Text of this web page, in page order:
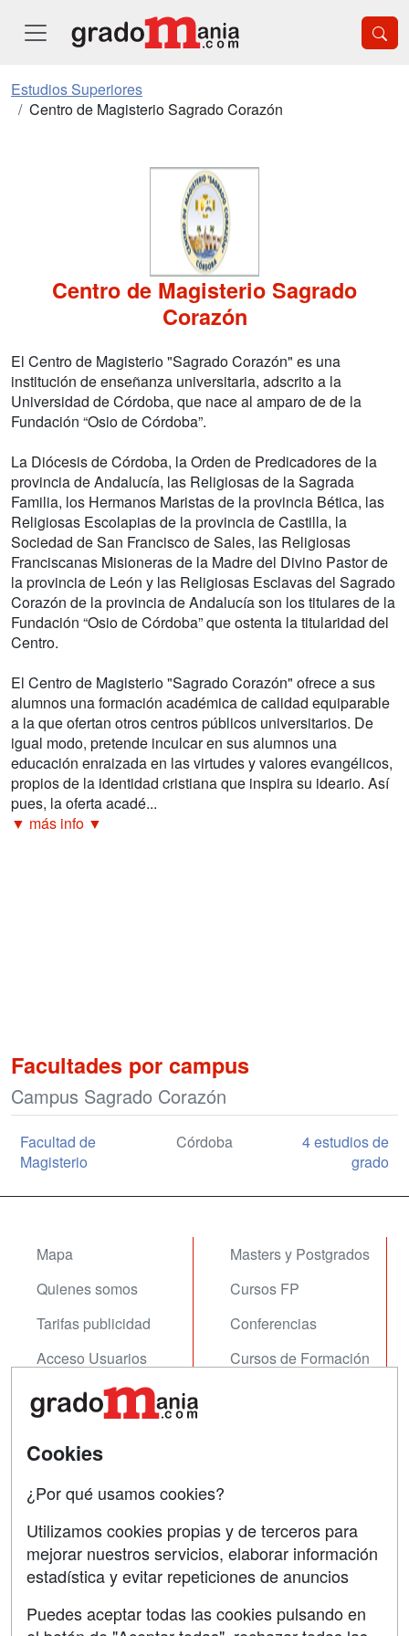
Estudios Superiores
Centro de Magisterio Sagrado Corazón
Centro de Magisterio Sagrado
Corazón
El Centro de Magisterio "Sagrado Corazón" es una
institución de enseñanza universitaria, adscrito a la
Universidad de Córdoba, que nace al amparo de de la
Fundación “Osio de Córdoba”.
La Diócesis de Córdoba, la Orden de Predicadores de la
provincia de Andalucía, las Religiosas de la Sagrada
Familia, los Hermanos Maristas de la provincia Bética, las
Religiosas Escolapias de la provincia de Castilla, la
Sociedad de San Francisco de Sales, las Religiosas
Franciscanas Misioneras de la Madre del Divino Pastor de
la provincia de León y las Religiosas Esclavas del Sagrado
Corazón de la provincia de Andalucía son los titulares de la
Fundación “Osio de Córdoba” que ostenta la titularidad del
Centro.
El Centro de Magisterio "Sagrado Corazón" ofrece a sus
alumnos una formación académica de calidad equiparable
a la que ofertan otros centros públicos universitarios. De
igual modo, pretende inculcar en sus alumnos una
educación enraizada en las virtudes y valores evangélicos,
propios de la identidad cristiana que inspira su ideario. Así
pues, la oferta acadé...
▼ más info ▼
Facultades por campus
Campus Sagrado Corazón
Facultad de
Magisterio
Córdoba
4 estudios de
grado
Mapa
Quienes somos
Tarifas publicidad
Acceso Usuarios
Acceso Centros
Masters y Postgrados
Cursos FP
Conferencias
Cursos de Formación
Contactar
Copyleft
Cookies
¿Por qué usamos cookies?
Utilizamos cookies propias y de terceros para
mejorar nuestros servicios, elaborar información
estadística y evitar repeticiones de anuncios
Puedes aceptar todas las cookies pulsando en